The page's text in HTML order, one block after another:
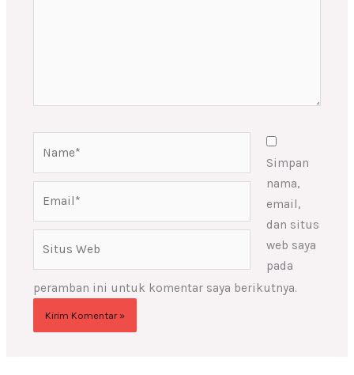
Simpan
nama,
email,
dan situs
web saya
pada
peramban ini untuk komentar saya berikutnya.